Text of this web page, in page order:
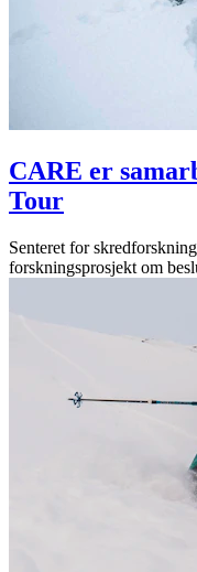
CARE er
Tour
Senteret for
forskningsprosjekt om